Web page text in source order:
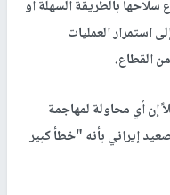
سلاحها بالطريقة السهلة أو
استمرار العمليات
القطاع.
إن أي محاولة لمهاجمة
إيراني بأنه "خطأ كبير